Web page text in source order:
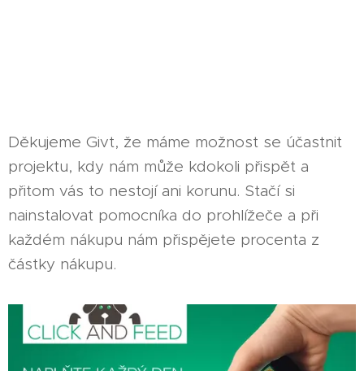
Děkujeme Givt, že máme možnost se účastnit
projektu, kdy nám může kdokoli přispět a
přitom vás to nestojí ani korunu. Stačí si
nainstalovat pomocníka do prohlížeče a při
každém nákupu nám přispějete procenta z
částky nákupu.